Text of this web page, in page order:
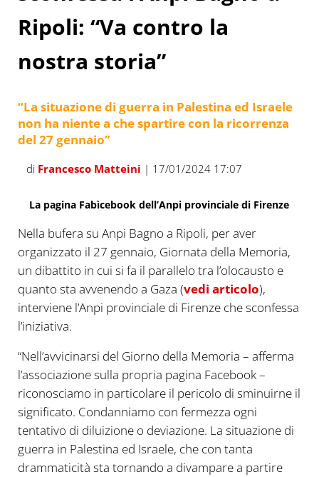
Ripoli: “Va contro la
nostra storia”
“La situazione di guerra in Palestina ed Israele
non ha niente a che spartire con la ricorrenza
del 27 gennaio”
di Francesco Matteini | 17/01/2024 17:07
La pagina Fabìcebook dell’Anpi provinciale di Firenze
Nella bufera su Anpi Bagno a Ripoli, per aver
organizzato il 27 gennaio, Giornata della Memoria,
un dibattito in cui si fa il parallelo tra l’olocausto e
quanto sta avvenendo a Gaza (vedi articolo),
interviene l’Anpi provinciale di Firenze che sconfessa
l’iniziativa.
“Nell’avvicinarsi del Giorno della Memoria – afferma
l’associazione sulla propria pagina Facebook –
riconosciamo in particolare il pericolo di sminuirne il
significato. Condanniamo con fermezza ogni
tentativo di diluizione o deviazione. La situazione di
guerra in Palestina ed Israele, che con tanta
drammaticità sta tornando a divampare a partire